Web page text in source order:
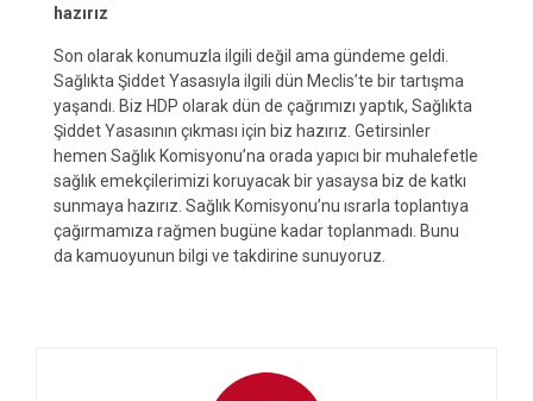
hazırız
Son olarak konumuzla ilgili değil ama gündeme geldi.
Sağlıkta Şiddet Yasasıyla ilgili dün Meclis’te bir tartışma
yaşandı. Biz HDP olarak dün de çağrımızı yaptık, Sağlıkta
Şiddet Yasasının çıkması için biz hazırız. Getirsinler
hemen Sağlık Komisyonu’na orada yapıcı bir muhalefetle
sağlık emekçilerimizi koruyacak bir yasaysa biz de katkı
sunmaya hazırız. Sağlık Komisyonu’nu ısrarla toplantıya
çağırmamıza rağmen bugüne kadar toplanmadı. Bunu
da kamuoyunun bilgi ve takdirine sunuyoruz.